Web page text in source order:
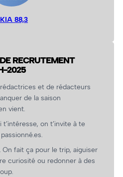
88,3
RECRUTEMENT
2025
et de rédacteurs
de la saison
vient.
on t’invite à te
On fait ça pour le trip, aiguiser
curiosité ou redonner à des